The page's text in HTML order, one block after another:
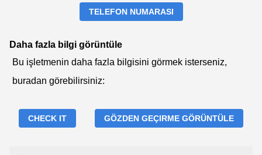
TELEFON NUMARASI
Daha fazla bilgi görüntüle
Bu işletmenin daha fazla bilgisini görmek isterseniz,
buradan görebilirsiniz:
CHECK IT GÖZDEN GEÇIRME GÖRÜNTÜLE